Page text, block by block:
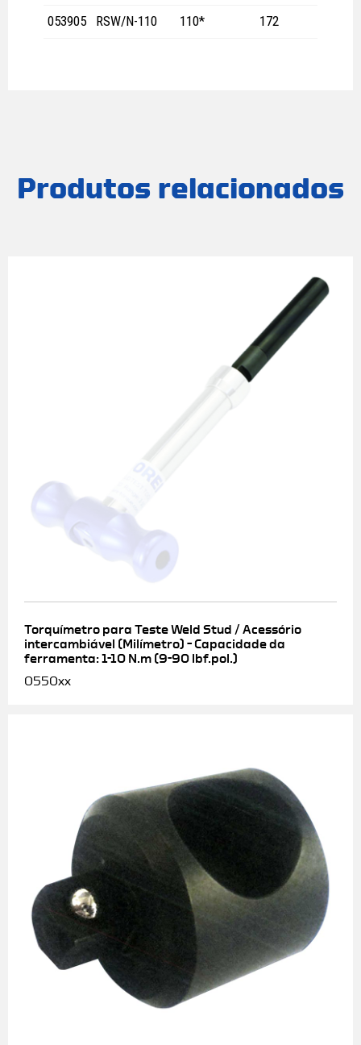
053905 RSW/N-110 110* 172
Produtos relacionados
Torquímetro para Teste Weld Stud / Acessório
intercambiável (Milímetro) – Capacidade da
ferramenta: 1-10 N.m (9-90 lbf.pol.)
0550xx